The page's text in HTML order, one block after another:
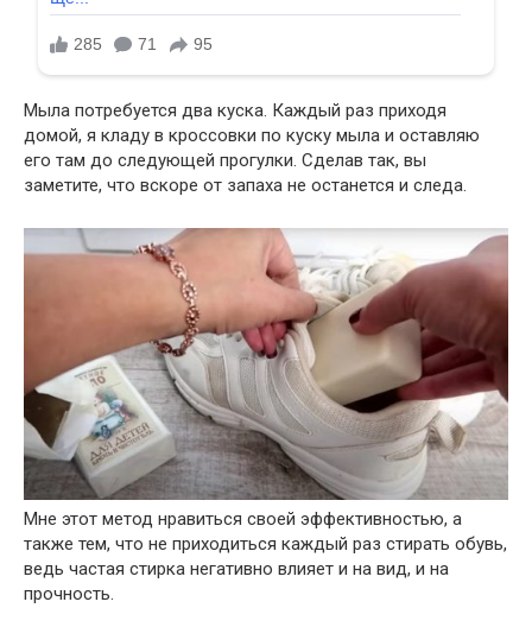
Мыла потребуется два куска. Каждый раз приходя
домой, я кладу в кроссовки по куску мыла и оставляю
его там до следующей прогулки. Сделав так, вы
заметите, что вскоре от запаха не останется и следа.
Мне этот метод нравиться своей эффективностью, а
также тем, что не приходиться каждый раз стирать обувь,
ведь частая стирка негативно влияет и на вид, и на
прочность.